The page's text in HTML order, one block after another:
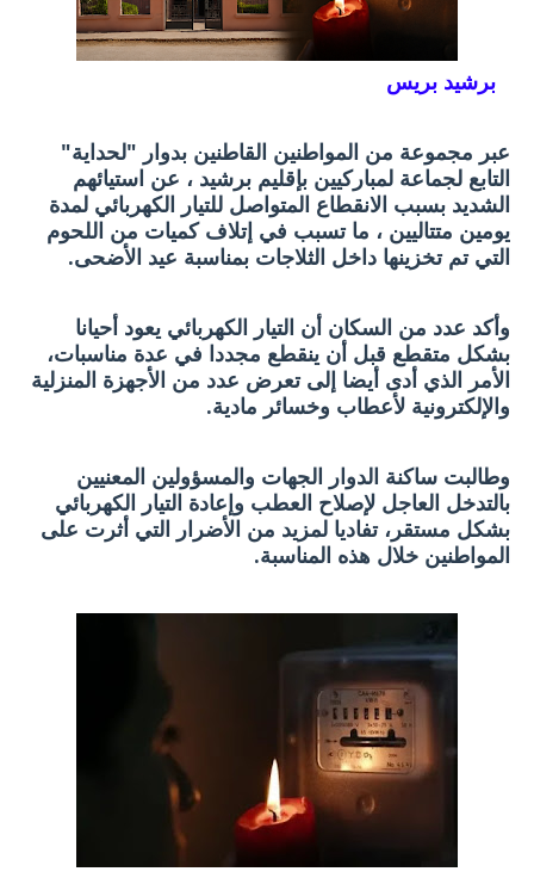
برشيد بريس
عبر مجموعة من المواطنين القاطنين بدوار "لحداية"
التابع لجماعة لمباركيين بإقليم برشيد ، عن استيائهم
الشديد بسبب الانقطاع المتواصل للتيار الكهربائي لمدة
يومين متتاليين ، ما تسبب في إتلاف كميات من اللحوم
التي تم تخزينها داخل الثلاجات بمناسبة عيد الأضحى.
وأكد عدد من السكان أن التيار الكهربائي يعود أحيانا
بشكل متقطع قبل أن ينقطع مجددا في عدة مناسبات،
الأمر الذي أدى أيضا إلى تعرض عدد من الأجهزة المنزلية
والإلكترونية لأعطاب وخسائر مادية.
وطالبت ساكنة الدوار الجهات والمسؤولين المعنيين
بالتدخل العاجل لإصلاح العطب وإعادة التيار الكهربائي
بشكل مستقر، تفاديا لمزيد من الأضرار التي أثرت على
المواطنين خلال هذه المناسبة.